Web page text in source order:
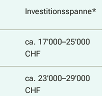
Investitionsspanne*
ca. 17'000–25'000
CHF
ca. 23'000–29'000
CHF